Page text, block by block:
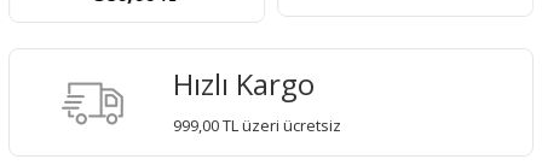
Hızlı Kargo
999,00 TL üzeri ücretsiz